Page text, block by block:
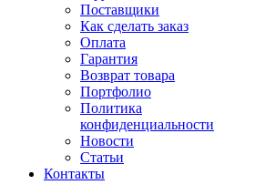
Поставщики
Как сделать заказ
Оплата
Гарантия
Возврат товара
Портфолио
Политика
конфиденциальности
Новости
Статьи
Контакты